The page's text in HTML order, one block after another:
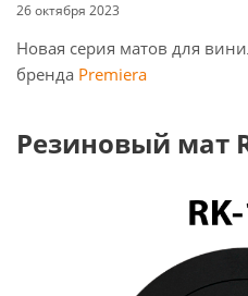
26 октября 2023
Новая серия матов для
бренда Premiera
Резиновый мат